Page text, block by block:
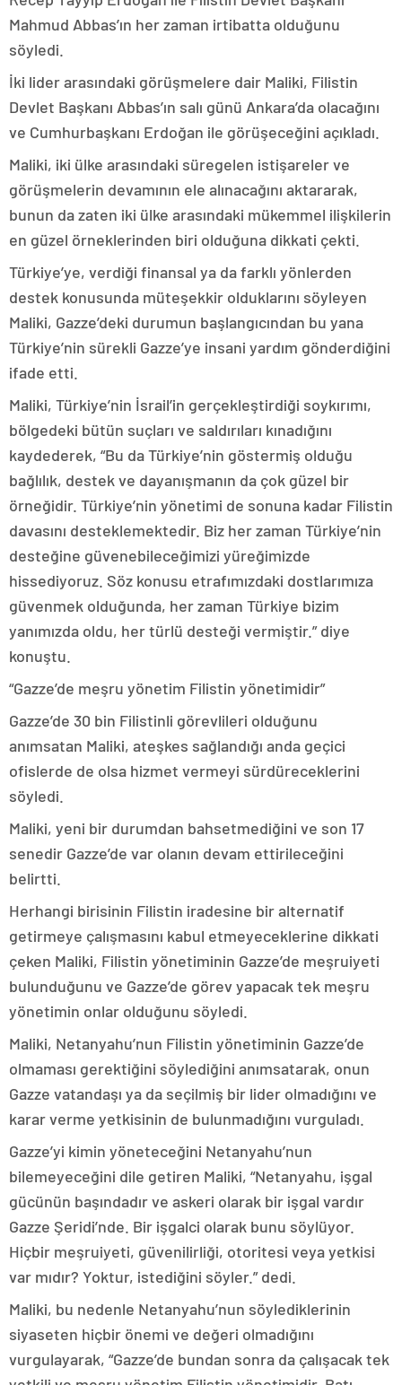
Mahmud Abbas’ın her zaman irtibatta olduğunu
söyledi.
İki lider arasındaki görüşmelere dair Maliki, Filistin
Devlet Başkanı Abbas’ın salı günü Ankara’da olacağını
ve Cumhurbaşkanı Erdoğan ile görüşeceğini açıkladı.
Maliki, iki ülke arasındaki süregelen istişareler ve
görüşmelerin devamının ele alınacağını aktararak,
bunun da zaten iki ülke arasındaki mükemmel ilişkilerin
en güzel örneklerinden biri olduğuna dikkati çekti.
Türkiye’ye, verdiği finansal ya da farklı yönlerden
destek konusunda müteşekkir olduklarını söyleyen
Maliki, Gazze’deki durumun başlangıcından bu yana
Türkiye’nin sürekli Gazze’ye insani yardım gönderdiğini
ifade etti.
Maliki, Türkiye’nin İsrail’in gerçekleştirdiği soykırımı,
bölgedeki bütün suçları ve saldırıları kınadığını
kaydederek, “Bu da Türkiye’nin göstermiş olduğu
bağlılık, destek ve dayanışmanın da çok güzel bir
örneğidir. Türkiye’nin yönetimi de sonuna kadar Filistin
davasını desteklemektedir. Biz her zaman Türkiye’nin
desteğine güvenebileceğimizi yüreğimizde
hissediyoruz. Söz konusu etrafımızdaki dostlarımıza
güvenmek olduğunda, her zaman Türkiye bizim
yanımızda oldu, her türlü desteği vermiştir.” diye
konuştu.
“Gazze’de meşru yönetim Filistin yönetimidir”
Gazze’de 30 bin Filistinli görevlileri olduğunu
anımsatan Maliki, ateşkes sağlandığı anda geçici
ofislerde de olsa hizmet vermeyi sürdüreceklerini
söyledi.
Maliki, yeni bir durumdan bahsetmediğini ve son 17
senedir Gazze’de var olanın devam ettirileceğini
belirtti.
Herhangi birisinin Filistin iradesine bir alternatif
getirmeye çalışmasını kabul etmeyeceklerine dikkati
çeken Maliki, Filistin yönetiminin Gazze’de meşruiyeti
bulunduğunu ve Gazze’de görev yapacak tek meşru
yönetimin onlar olduğunu söyledi.
Maliki, Netanyahu’nun Filistin yönetiminin Gazze’de
olmaması gerektiğini söylediğini anımsatarak, onun
Gazze vatandaşı ya da seçilmiş bir lider olmadığını ve
karar verme yetkisinin de bulunmadığını vurguladı.
Gazze’yi kimin yöneteceğini Netanyahu’nun
bilemeyeceğini dile getiren Maliki, “Netanyahu, işgal
gücünün başındadır ve askeri olarak bir işgal vardır
Gazze Şeridi’nde. Bir işgalci olarak bunu söylüyor.
Hiçbir meşruiyeti, güvenilirliği, otoritesi veya yetkisi
var mıdır? Yoktur, istediğini söyler.” dedi.
Maliki, bu nedenle Netanyahu’nun söylediklerinin
siyaseten hiçbir önemi ve değeri olmadığını
vurgulayarak, “Gazze’de bundan sonra da çalışacak tek